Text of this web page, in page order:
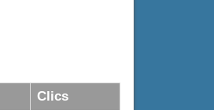
Clics